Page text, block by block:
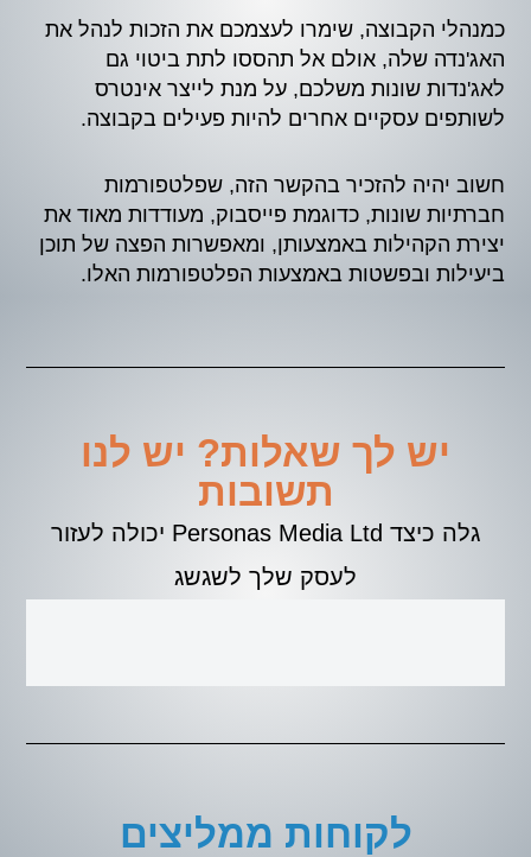
כמנהלי הקבוצה, שימרו לעצמכם את הזכות לנהל את
האג'נדה שלה, אולם אל תהססו לתת ביטוי גם
לאג'נדות שונות משלכם, על מנת לייצר אינטרס
לשותפים עסקיים אחרים להיות פעילים בקבוצה.
חשוב יהיה להזכיר בהקשר הזה, שפלטפורמות
חברתיות שונות, כדוגמת פייסבוק, מעודדות מאוד את
יצירת הקהילות באמצעותן, ומאפשרות הפצה של תוכן
ביעילות ובפשטות באמצעות הפלטפורמות האלו.
יש לך שאלות? יש לנו
תשובות
גלה כיצד Personas Media Ltd יכולה לעזור
לעסק שלך לשגשג
לקוחות ממליצים